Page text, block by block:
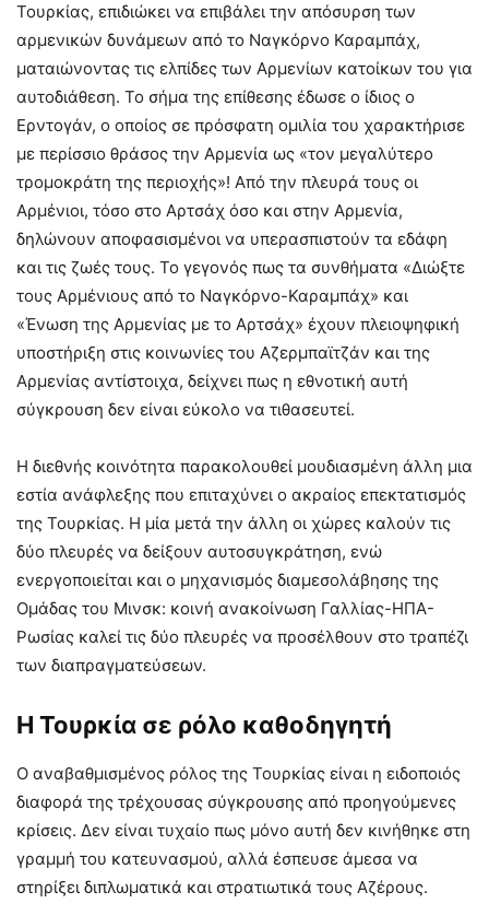
Τουρκίας, επιδιώκει να επιβάλει την απόσυρση των
αρμενικών δυνάμεων από το Ναγκόρνο Καραμπάχ,
ματαιώνοντας τις ελπίδες των Αρμενίων κατοίκων του για
αυτοδιάθεση. Το σήμα της επίθεσης έδωσε ο ίδιος ο
Ερντογάν, ο οποίος σε πρόσφατη ομιλία του χαρακτήρισε
με περίσσιο θράσος την Αρμενία ως «τον μεγαλύτερο
τρομοκράτη της περιοχής»! Από την πλευρά τους οι
Αρμένιοι, τόσο στο Αρτσάχ όσο και στην Αρμενία,
δηλώνουν αποφασισμένοι να υπερασπιστούν τα εδάφη
και τις ζωές τους. Το γεγονός πως τα συνθήματα «Διώξτε
τους Αρμένιους από το Ναγκόρνο-Καραμπάχ» και
«Ένωση της Αρμενίας με το Αρτσάχ» έχουν πλειοψηφική
υποστήριξη στις κοινωνίες του Αζερμπαϊτζάν και της
Αρμενίας αντίστοιχα, δείχνει πως η εθνοτική αυτή
σύγκρουση δεν είναι εύκολο να τιθασευτεί.
Η διεθνής κοινότητα παρακολουθεί μουδιασμένη άλλη μια
εστία ανάφλεξης που επιταχύνει ο ακραίος επεκτατισμός
της Τουρκίας. Η μία μετά την άλλη οι χώρες καλούν τις
δύο πλευρές να δείξουν αυτοσυγκράτηση, ενώ
ενεργοποιείται και ο μηχανισμός διαμεσολάβησης της
Ομάδας του Μινσκ: κοινή ανακοίνωση Γαλλίας-ΗΠΑ-
Ρωσίας καλεί τις δύο πλευρές να προσέλθουν στο τραπέζι
των διαπραγματεύσεων.
Η Τουρκία σε ρόλο καθοδηγητή
Ο αναβαθμισμένος ρόλος της Τουρκίας είναι η ειδοποιός
διαφορά της τρέχουσας σύγκρουσης από προηγούμενες
κρίσεις. Δεν είναι τυχαίο πως μόνο αυτή δεν κινήθηκε στη
γραμμή του κατευνασμού, αλλά έσπευσε άμεσα να
στηρίξει διπλωματικά και στρατιωτικά τους Αζέρους.